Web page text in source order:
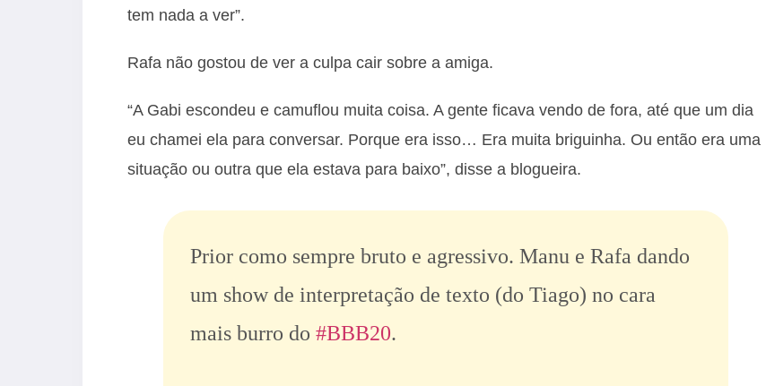
tem nada a ver”.
Rafa não gostou de ver a culpa cair sobre a amiga.
“A Gabi escondeu e camuflou muita coisa. A gente ficava vendo de fora, até que um dia
eu chamei ela para conversar. Porque era isso… Era muita briguinha. Ou então era uma
situação ou outra que ela estava para baixo”, disse a blogueira.
Prior como sempre bruto e agressivo. Manu e Rafa dando
um show de interpretação de texto (do Tiago) no cara
mais burro do #BBB20.